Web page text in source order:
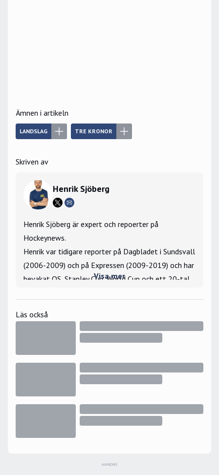
Ämnen i artikeln
LANDSLAG TRE KRONOR
Skriven av
Henrik Sjöberg
Henrik Sjöberg är expert och repoerter på
Hockeynews.
Henrik var tidigare reporter på Dagbladet i Sundsvall
(2006-2009) och på Expressen (2009-2019) och har
bevakat OS, Stanley Cup, World Cup och ett 20-tal
Larionov under gästspelet i Hockeyettan 2006.
Visa mer
Läs också
ANNONS